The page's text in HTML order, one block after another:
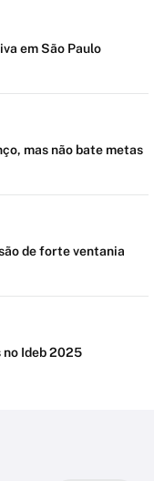
em São Paulo
mas não bate metas
de forte ventania
no Ideb 2025